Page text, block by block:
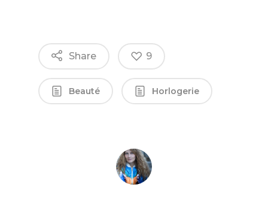
Share 9
Beauté Horlogerie